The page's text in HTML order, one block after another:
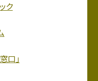
ク
口」